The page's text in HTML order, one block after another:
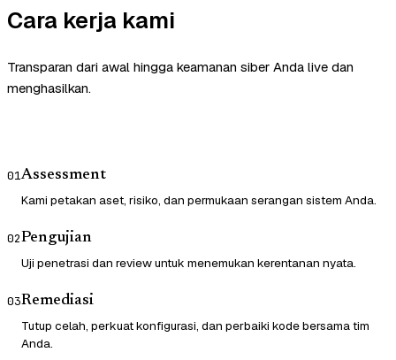
Cara kerja kami
Transparan dari awal hingga keamanan siber Anda live dan
menghasilkan.
01Assessment
Kami petakan aset, risiko, dan permukaan serangan sistem Anda.
02Pengujian
Uji penetrasi dan review untuk menemukan kerentanan nyata.
03Remediasi
Tutup celah, perkuat konfigurasi, dan perbaiki kode bersama tim
Anda.